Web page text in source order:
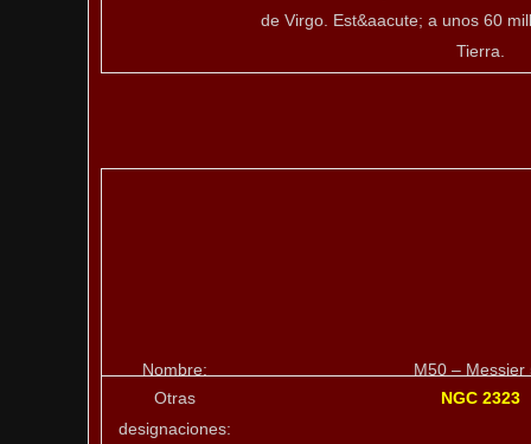
de Virgo. Est&aacute; a unos 60
Tierra.
Nombre:
M50 – Messier
Otras
designaciones:
NGC 2323